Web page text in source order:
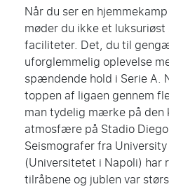
Når du ser en
møder du ikke et
faciliteter. Det, du til
uforglemmelig oplevelse
spændende hold i Serie A.
toppen af ligaen gennem
man tydelig mærke på
atmosfære på Stadio
Seismografer fra
(Universitetet i Napoli) har
tilråbene og jublen var